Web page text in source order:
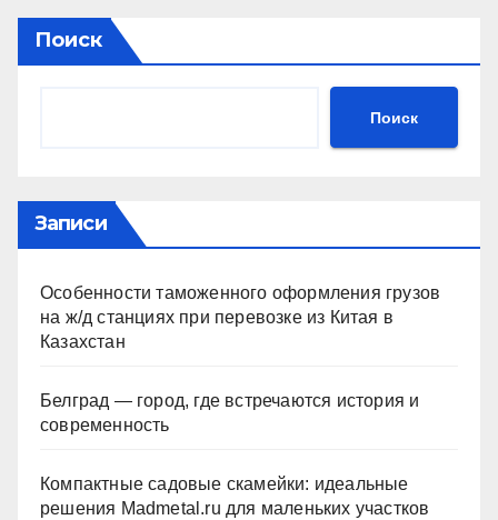
Поиск
Поиск
Записи
Особенности таможенного оформления грузов
на ж/д станциях при перевозке из Китая в
Казахстан
Белград — город, где встречаются история и
современность
Компактные садовые скамейки: идеальные
решения Madmetal.ru для маленьких участков